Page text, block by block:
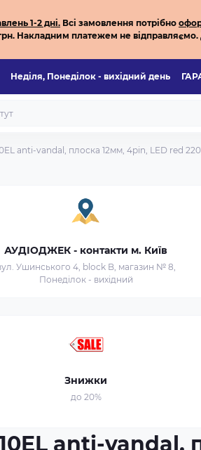
1-2 дні. Всі замовлення потрібно
Накладним платежем не відправляємо.
Неділя, Понеділок - вихідний день
anti-vandal, плоска 12мм, 4pin, LED red
АУДІОДЖЕК - контакти м. Київ
Ушинського 4, block B, магазин № 8,
Понеділок - вихідний
Знижки
до 20%
anti-vandal,